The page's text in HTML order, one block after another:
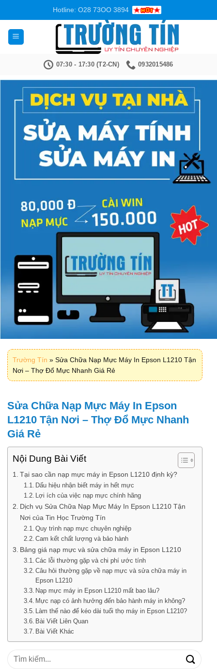
nội
dung
Hotline: O28 73OO 3894
07:30 - 17:30 (T2-CN) 0932015486
Trường Tín » Sửa Chữa Nạp Mực Máy In Epson L1210 Tận
Nơi – Thợ Đổ Mực Nhanh Giá Rẻ
Sửa Chữa Nạp Mực Máy In Epson
L1210 Tận Nơi – Thợ Đổ Mực Nhanh
Giá Rẻ
Nội Dung Bài Viết
Tại sao cần nạp mực máy in Epson L1210 định kỳ?
Dấu hiệu nhận biết máy in hết mực
Lợi ích của việc nạp mực chính hãng
Dịch vụ Sửa Chữa Nạp Mực Máy In Epson L1210 Tận
Nơi của Tin Học Trường Tín
Quy trình nạp mực chuyên nghiệp
Cam kết chất lượng và bảo hành
Bảng giá nạp mực và sửa chữa máy in Epson L1210
Các lỗi thường gặp và chi phí ước tính
Câu hỏi thường gặp về nạp mực và sửa chữa máy in
Epson L1210
Nạp mực máy in Epson L1210 mất bao lâu?
Mực nạp có ảnh hưởng đến bảo hành máy in không?
Làm thế nào để kéo dài tuổi thọ máy in Epson L1210?
Bài Viết Liên Quan
Bài Viết Khác
Tìm